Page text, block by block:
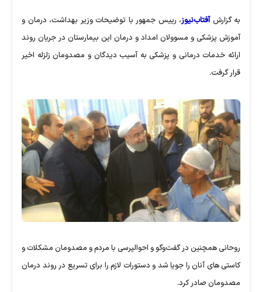
به گزارشآفتاب‌نیوز، رییس جمهور با توضیحات وزیر بهداشت، درمان و
آموزش پزشکی و مسوولان امداد و درمان این بیمارستان در جریان روند
ارائه خدمات درمانی و پزشکی به آسیب دیدگان و مصدومان زلزله اخیر
قرار گرفت.
روحانی همچنین در گفت‌وگو و احوالپرسی با مردم و مصدومان مشکلات و
کاستی های آنان را جویا شد و دستورات لازم را برای تسریع در روند درمان
مصدومان صادر کرد.